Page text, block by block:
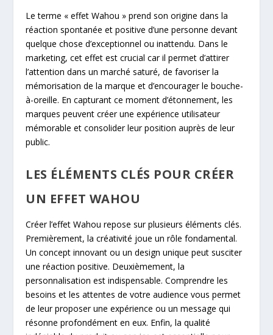
Le terme « effet Wahou » prend son origine dans la
réaction spontanée et positive d’une personne devant
quelque chose d’exceptionnel ou inattendu. Dans le
marketing, cet effet est crucial car il permet d’attirer
l’attention dans un marché saturé, de favoriser la
mémorisation de la marque et d’encourager le bouche-
à-oreille. En capturant ce moment d’étonnement, les
marques peuvent créer une expérience utilisateur
mémorable et consolider leur position auprès de leur
public.
LES ÉLÉMENTS CLÉS POUR CRÉER
UN EFFET WAHOU
Créer l’effet Wahou repose sur plusieurs éléments clés.
Premièrement, la créativité joue un rôle fondamental.
Un concept innovant ou un design unique peut susciter
une réaction positive. Deuxièmement, la
personnalisation est indispensable. Comprendre les
besoins et les attentes de votre audience vous permet
de leur proposer une expérience ou un message qui
résonne profondément en eux. Enfin, la qualité